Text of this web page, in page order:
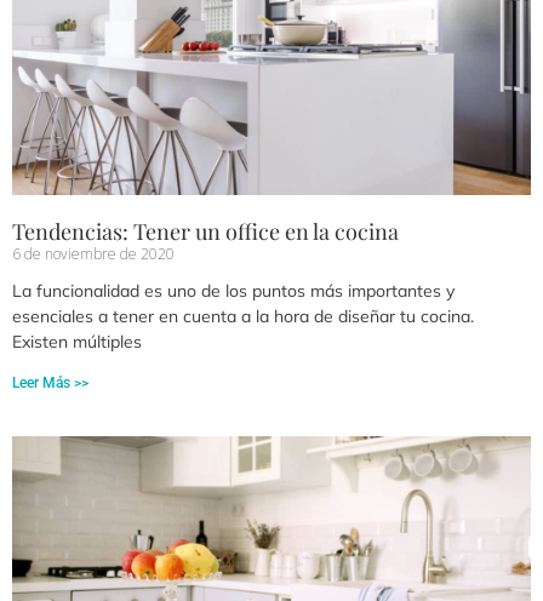
Tendencias: Tener un office en la cocina
6 de noviembre de 2020
La funcionalidad es uno de los puntos más importantes y
esenciales a tener en cuenta a la hora de diseñar tu cocina.
Existen múltiples
Leer Más >>